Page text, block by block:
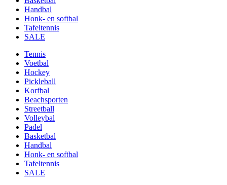
Handbal
Honk- en softbal
Tafeltennis
SALE
Tennis
Voetbal
Hockey
Pickleball
Korfbal
Beachsporten
Streetball
Volleybal
Padel
Basketbal
Handbal
Honk- en softbal
Tafeltennis
SALE